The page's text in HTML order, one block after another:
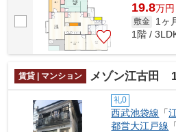
19.8万円
敷金 1ヶ
1階 /
賃貸 | マンション メゾン江古田
礼0
西武池袋線 「
都営大江戸線 「